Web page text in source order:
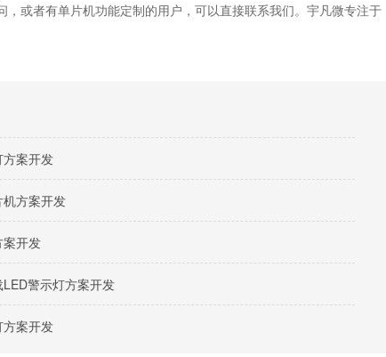
或者有单片机功能定制的用户，可以直接联系我们。宇凡微专注于
方案开发
方案开发
案开发
警示灯方案开发
案开发